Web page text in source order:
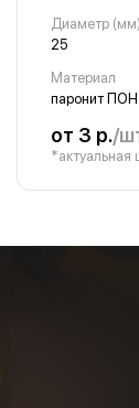
Диаметр (мм)
25
Материал
паронит ПОН
от 3 р./
*актуальная